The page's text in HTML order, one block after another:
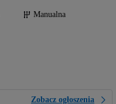
Manualna
Zobacz ogłoszenia